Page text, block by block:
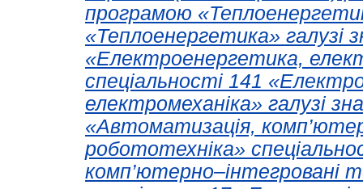
програмою
«Теплоенергетика» галузі
«Електроенергетика,
спеціальності 141
електромеханіка» галузі
«Автоматизація,
робототехніка»
комп’ютерно–інтегровані